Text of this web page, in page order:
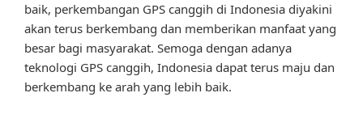
baik, perkembangan GPS canggih di Indonesia diyakini
akan terus berkembang dan memberikan manfaat yang
besar bagi masyarakat. Semoga dengan adanya
teknologi GPS canggih, Indonesia dapat terus maju dan
berkembang ke arah yang lebih baik.